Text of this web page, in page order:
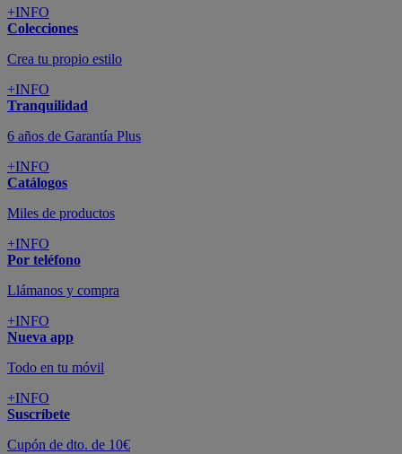
+INFO
Colecciones
Crea tu propio estilo
+INFO
Tranquilidad
6 años de Garantía Plus
+INFO
Catálogos
Miles de productos
+INFO
Por teléfono
Llámanos y compra
+INFO
Nueva app
Todo en tu móvil
+INFO
Suscríbete
Cupón de dto. de 10€